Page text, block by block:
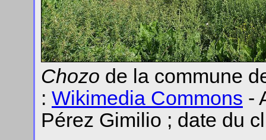
Chozo de la commune
: Wikimedia Commons -
Pérez Gimilio ; date du